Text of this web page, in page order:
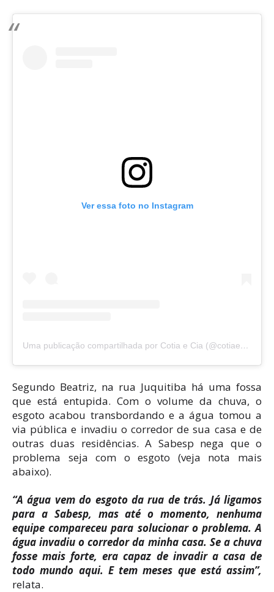
Ver essa foto no Instagram
Uma publicação compartilhada por Cotia e Cia (@cotiaecia)
Segundo Beatriz, na rua Juquitiba há uma fossa
que está entupida. Com o volume da chuva, o
esgoto acabou transbordando e a água tomou a
via pública e invadiu o corredor de sua casa e de
outras duas residências. A Sabesp nega que o
problema seja com o esgoto (veja nota mais
abaixo).
“A água vem do esgoto da rua de trás. Já ligamos
para a Sabesp, mas até o momento, nenhuma
equipe compareceu para solucionar o problema. A
água invadiu o corredor da minha casa. Se a chuva
fosse mais forte, era capaz de invadir a casa de
todo mundo aqui. E tem meses que está assim”,
relata.